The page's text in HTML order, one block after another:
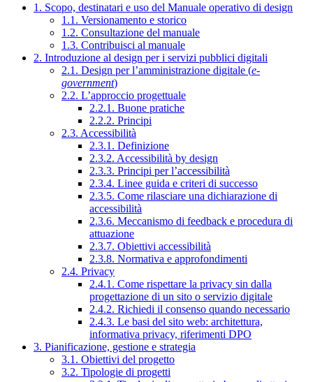
1. Scopo, destinatari e uso del Manuale operativo di design
1.1. Versionamento e storico
1.2. Consultazione del manuale
1.3. Contribuisci al manuale
2. Introduzione al design per i servizi pubblici digitali
2.1. Design per l’amministrazione digitale (e-
government)
2.2. L’approccio progettuale
2.2.1. Buone pratiche
2.2.2. Principi
2.3. Accessibilità
2.3.1. Definizione
2.3.2. Accessibilità by design
2.3.3. Principi per l’accessibilità
2.3.4. Linee guida e criteri di successo
2.3.5. Come rilasciare una dichiarazione di
accessibilità
2.3.6. Meccanismo di feedback e procedura di
attuazione
2.3.7. Obiettivi accessibilità
2.3.8. Normativa e approfondimenti
2.4. Privacy
2.4.1. Come rispettare la privacy sin dalla
progettazione di un sito o servizio digitale
2.4.2. Richiedi il consenso quando necessario
2.4.3. Le basi del sito web: architettura,
informativa privacy, riferimenti DPO
3. Pianificazione, gestione e strategia
3.1. Obiettivi del progetto
3.2. Tipologie di progetti